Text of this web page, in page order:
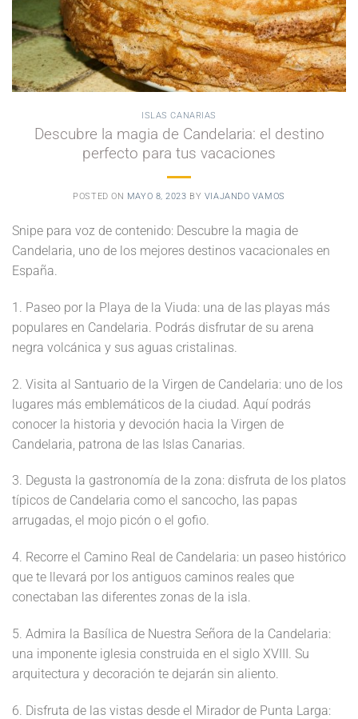
ISLAS CANARIAS
Descubre la magia de Candelaria: el destino
perfecto para tus vacaciones
POSTED ON MAYO 8, 2023 BY VIAJANDO VAMOS
Snipe para voz de contenido: Descubre la magia de
Candelaria, uno de los mejores destinos vacacionales en
España.
1. Paseo por la Playa de la Viuda: una de las playas más
populares en Candelaria. Podrás disfrutar de su arena
negra volcánica y sus aguas cristalinas.
2. Visita al Santuario de la Virgen de Candelaria: uno de los
lugares más emblemáticos de la ciudad. Aquí podrás
conocer la historia y devoción hacia la Virgen de
Candelaria, patrona de las Islas Canarias.
3. Degusta la gastronomía de la zona: disfruta de los platos
típicos de Candelaria como el sancocho, las papas
arrugadas, el mojo picón o el gofio.
4. Recorre el Camino Real de Candelaria: un paseo histórico
que te llevará por los antiguos caminos reales que
conectaban las diferentes zonas de la isla.
5. Admira la Basílica de Nuestra Señora de la Candelaria:
una imponente iglesia construida en el siglo XVIII. Su
arquitectura y decoración te dejarán sin aliento.
6. Disfruta de las vistas desde el Mirador de Punta Larga: